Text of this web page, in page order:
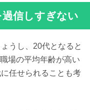
信しすぎない
うし、20代となると
場の平均年齢が高い
任せられることも考